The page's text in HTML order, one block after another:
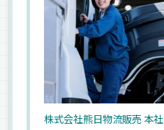
株式会社熊日物流販売 本社